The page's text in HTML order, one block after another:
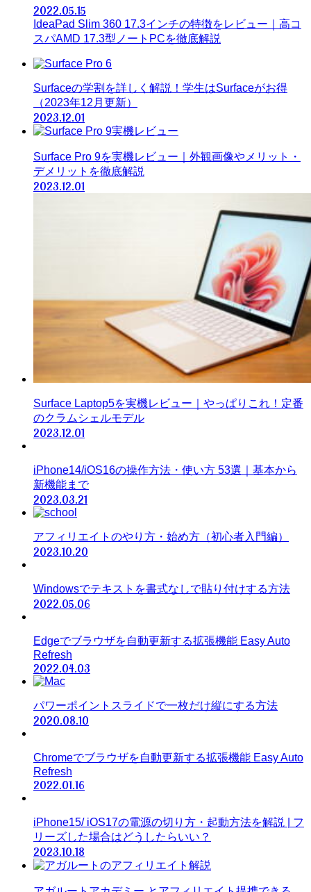
2022.05.15
IdeaPad Slim 360 17.3インチの特徴をレビュー｜高コ
スパAMD 17.3型ノートPCを徹底解説
Surfaceの学割を詳しく解説！学生はSurfaceがお得
（2023年12月更新）
2023.12.01
Surface Pro 9を実機レビュー｜外観画像やメリット・
デメリットを徹底解説
2023.12.01
Surface Laptop5を実機レビュー｜やっぱりこれ！定番
のクラムシェルモデル
2023.12.01
iPhone14/iOS16の操作方法・使い方 53選｜基本から
新機能まで
2023.03.21
アフィリエイトのやり方・始め方（初心者入門編）
2023.10.20
Windowsでテキストを書式なしで貼り付けする方法
2022.05.06
Edgeでブラウザを自動更新する拡張機能 Easy Auto
Refresh
2022.04.03
パワーポイントスライドで一枚だけ縦にする方法
2020.08.10
Chromeでブラウザを自動更新する拡張機能 Easy Auto
Refresh
2022.01.16
iPhone15/ iOS17の電源の切り方・起動方法を解説 | フ
リーズした場合はどうしたらいい？
2023.10.18